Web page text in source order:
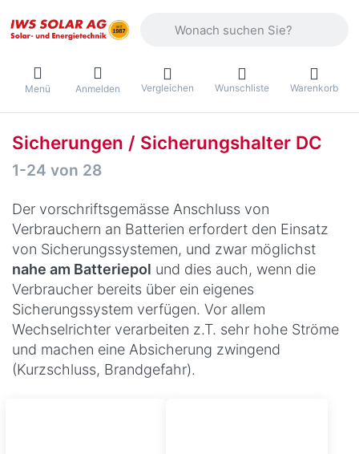
Menü Anmelden Vergleichen Wunschliste Warenkorb
Sicherungen / Sicherungshalter DC
Suchergebnisse:
1-24 von 28
Der vorschriftsgemässe Anschluss von
Verbrauchern an Batterien erfordert den Einsatz
von Sicherungssystemen, und zwar möglichst
nahe am Batteriepol und dies auch, wenn die
Verbraucher bereits über ein eigenes
Sicherungssystem verfügen. Vor allem
Wechselrichter verarbeiten z.T. sehr hohe Ströme
und machen eine Absicherung zwingend
(Kurzschluss, Brandgefahr).